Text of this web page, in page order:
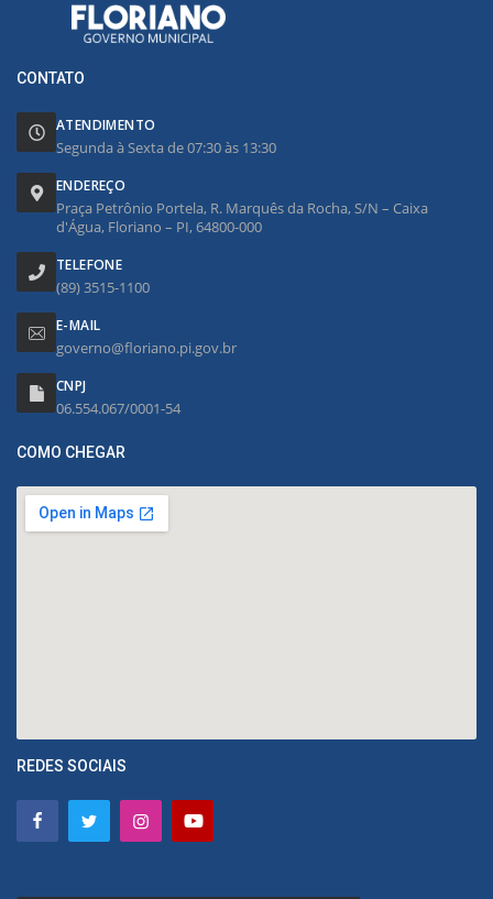
CONTATO
ATENDIMENTO
Segunda à Sexta de 07:30 às 13:30
ENDEREÇO
Praça Petrônio Portela, R. Marquês da Rocha, S/N – Caixa
d'Água, Floriano – PI, 64800-000
TELEFONE
(89) 3515-1100
E-MAIL
governo@floriano.pi.gov.br
CNPJ
06.554.067/0001-54
COMO CHEGAR
REDES SOCIAIS